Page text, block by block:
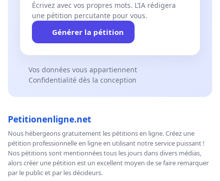
Écrivez avec vos propres mots. L’IA rédigera
une pétition percutante pour vous.
Générer la pétition
Vos données vous appartiennent
Confidentialité dès la conception
Petitionenligne.net
Nous hébergeons gratuitement les pétitions en ligne. Créez une
pétition professionnelle en ligne en utilisant notre service puissant !
Nos pétitions sont mentionnées tous les jours dans divers médias,
alors créer une pétition est un excellent moyen de se faire remarquer
par le public et par les décideurs.